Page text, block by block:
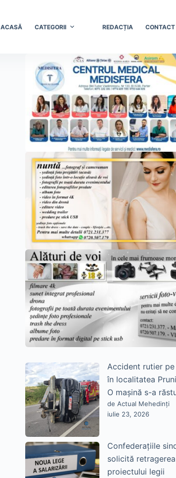
ACASĂ CATEGORII REDACȚIA CONTACT
Accident rutier pe
în localitatea
O mașină s-a
de Actual Mehedinți
iulie 23, 2026
Confederațiile
solicită retragerea
proiectului legii